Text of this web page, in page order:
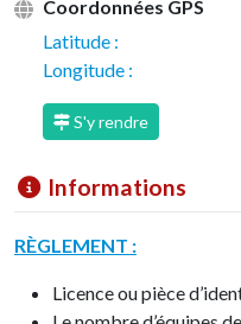
Coordonnées GPS
Latitude :
Longitude :
S'y rendre
Informations
RÈGLEMENT :
Licence ou pièce